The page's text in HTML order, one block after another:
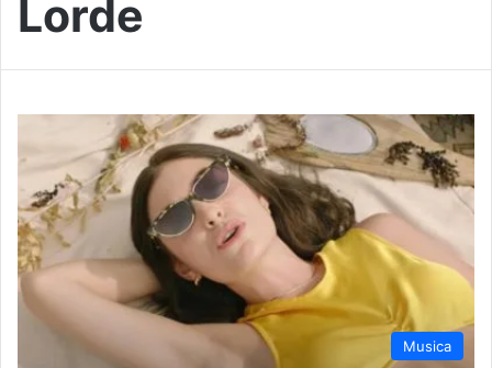
Lorde
Musica